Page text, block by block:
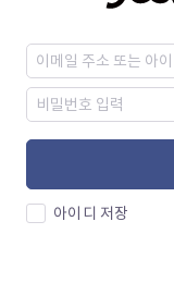
아이디 저장